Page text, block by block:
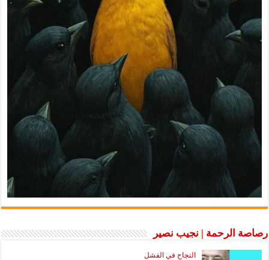
رصاصة الرحمة | نجيب نصير
النجاح في الفشل